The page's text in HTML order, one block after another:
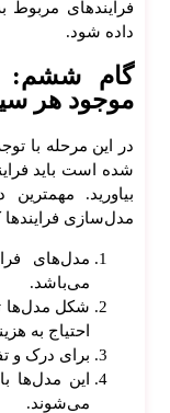
فرایند‌های
داده شود.
گام ششم:
موجود هر
در این مرحله با
شده است باید
بیاورید.
مدل‌سازی فرایند‌ها
مدل‌های
می‌باشد.
شکل مدل‌ها
احتیاج به
برای درک و
این مدل‌ها
می‌شوند.